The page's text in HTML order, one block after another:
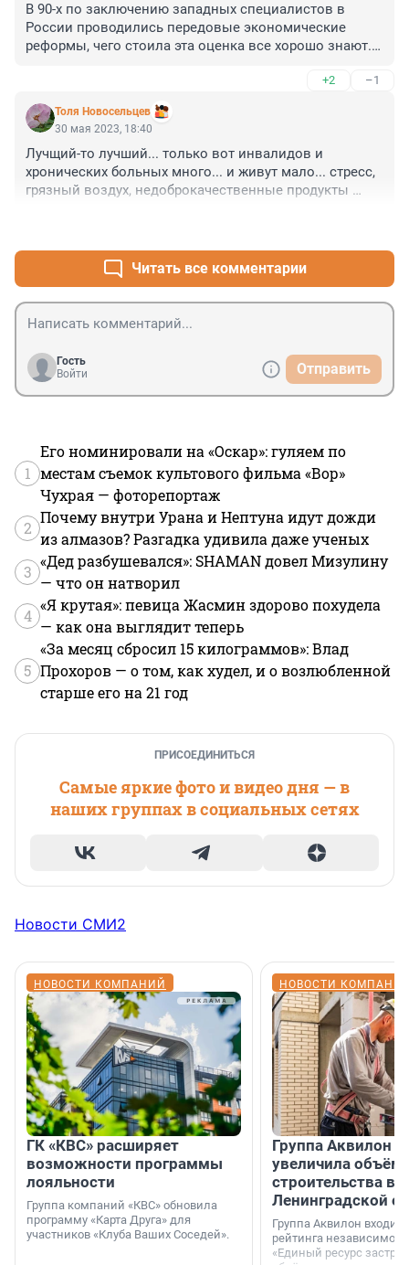
В 90-х по заключению западных специалистов в
России проводились передовые экономические
реформы, чего стоила эта оценка все хорошо знают.
"специалистами".
+2 –1
Толя Новосельцев
30 мая 2023, 18:40
Лучщий-то лучший... только вот инвалидов и
хронических больных много... и живут мало... стресс,
грязный воздух, недоброкачественные продукты
Читать все комментарии
Гость
Войти
Отправить
1
Его номинировали на «Оскар»: гуляем по
местам съемок культового фильма «Вор»
Чухрая — фоторепортаж
2
Почему внутри Урана и Нептуна идут дожди
из алмазов? Разгадка удивила даже ученых
3
«Дед разбушевался»: SHAMAN довел Мизулину
— что он натворил
4
«Я крутая»: певица Жасмин здорово похудела
— как она выглядит теперь
5
«За месяц сбросил 15 килограммов»: Влад
Прохоров — о том, как худел, и о возлюбленной
старше его на 21 год
ПРИСОЕДИНИТЬСЯ
Самые яркие фото и видео дня — в
наших группах в социальных сетях
Новости СМИ2
НОВОСТИ КОМПАНИЙ
ГК «КВС» расширяет
возможности программы
лояльности
Группа компаний «КВС» обновила
программу «Карта Друга» для
участников «Клуба Ваших Соседей».
НОВОСТИ
Группа Аквилон
увеличила объём
строительства в
Ленинградской
Группа Аквилон входит
рейтинга независимого
«Единый ресурс